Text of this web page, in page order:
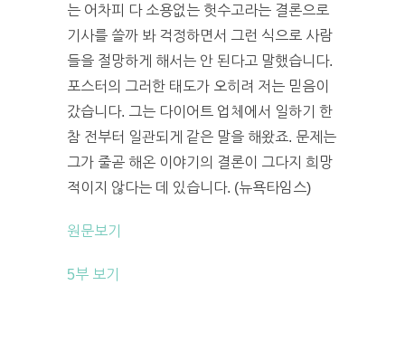
는 어차피 다 소용없는 헛수고라는 결론으로
기사를 쓸까 봐 걱정하면서 그런 식으로 사람
들을 절망하게 해서는 안 된다고 말했습니다.
포스터의 그러한 태도가 오히려 저는 믿음이
갔습니다. 그는 다이어트 업체에서 일하기 한
참 전부터 일관되게 같은 말을 해왔죠. 문제는
그가 줄곧 해온 이야기의 결론이 그다지 희망
적이지 않다는 데 있습니다. (뉴욕타임스)
원문보기
5부 보기